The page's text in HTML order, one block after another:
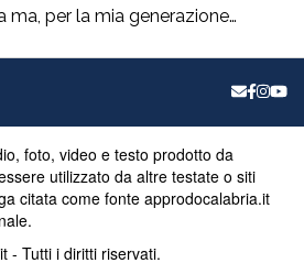
ma, per la mia generazione
culturale, uno di quei
a pensare prima ancora
foto, video e testo prodotto da
utilizzato da altre testate o siti
citata come fonte approdocalabria.it
- Tutti i diritti riservati.